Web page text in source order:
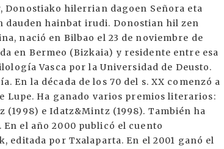
Donostiako hilerrian dagoen Señora eta
hainbat irudi. Donostian hil zen
nació en Bilbao el 23 de noviembre de
en Bermeo (Bizkaia) y residente entre esa
Vasca por la Universidad de Deusto.
En la década de los 70 del s. XX comenzó a
Lupe. Ha ganado varios premios literarios:
(1998) e Idatz&Mintz (1998). También ha
el año 2000 publicó el cuento
por Txalaparta. En el 2001 ganó el